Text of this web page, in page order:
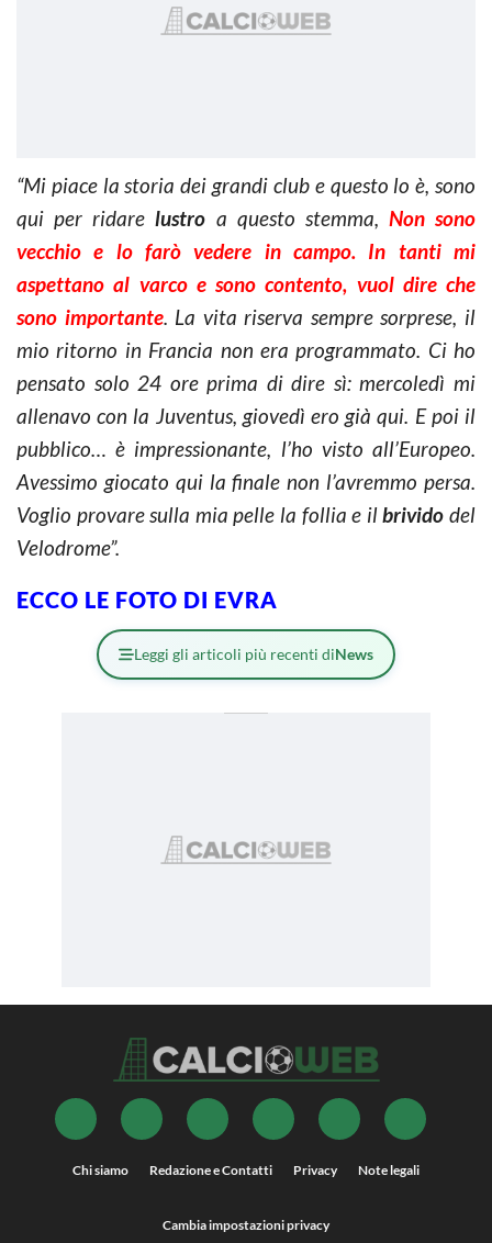
“Mi piace la storia dei grandi club e questo lo è, sono
qui per ridare lustro a questo stemma, Non sono
vecchio e lo farò vedere in campo. In tanti mi
aspettano al varco e sono contento, vuol dire che
sono importante. La vita riserva sempre sorprese, il
mio ritorno in Francia non era programmato. Ci ho
pensato solo 24 ore prima di dire sì: mercoledì mi
allenavo con la Juventus, giovedì ero già qui. E poi il
pubblico… è impressionante, l’ho visto all’Europeo.
Avessimo giocato qui la finale non l’avremmo persa.
Voglio provare sulla mia pelle la follia e ilbrivido del
Velodrome”.
ECCO LE FOTO DI EVRA
Leggi gli articoli più recenti diNews
Chi siamo Redazione e Contatti Privacy Note legali
Cambia impostazioni privacy